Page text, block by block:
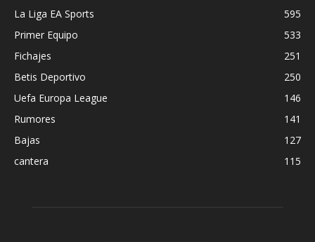
La Liga EA Sports
595
Primer Equipo
533
Fichajes
251
Betis Deportivo
250
Uefa Europa League
146
Rumores
141
Bajas
127
cantera
115